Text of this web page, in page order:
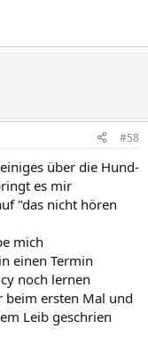
#58
über die Hund-
es mir
"das nicht hören
mich
einen Termin
noch lernen
ersten Mal und
Leib geschrien